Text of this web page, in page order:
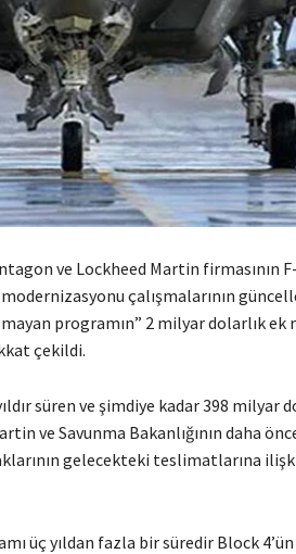
ve Lockheed Martin firmasının
çalışmalarının
programın” 2 milyar dolarlık ek
çekildi.
süren ve şimdiye kadar 398
ve Savunma Bakanlığının daha
gelecekteki teslimatlarına
üç yıldan fazla bir süredir Block